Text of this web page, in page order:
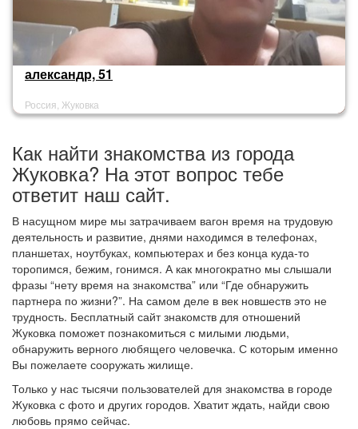
александр, 51
Россия, Жуковка
Как найти знакомства из города
Жуковка? На этот вопрос тебе
ответит наш сайт.
В насущном мире мы затрачиваем вагон время на трудовую
деятельность и развитие, днями находимся в телефонах,
планшетах, ноутбуках, компьютерах и без конца куда-то
торопимся, бежим, гонимся. А как многократно мы слышали
фразы “нету время на знакомства” или “Где обнаружить
партнера по жизни?”. На самом деле в век новшеств это не
трудность. Бесплатный сайт знакомств для отношений
Жуковка поможет познакомиться с милыми людьми,
обнаружить верного любящего человечка. С которым именно
Вы пожелаете сооружать жилище.
Только у нас тысячи пользователей для знакомства в городе
Жуковка с фото и других городов. Хватит ждать, найди свою
любовь прямо сейчас.